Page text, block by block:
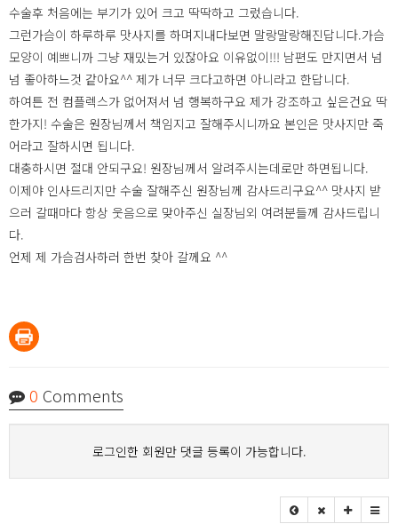
수술후 처음에는 부기가 있어 크고 딱딱하고 그렀습니다.
그런가슴이 하루하루 맛사지를 하며지내다보면 말랑말랑해진답니다.가슴
모양이 예쁘니까 그냥 재밌는거 있잖아요 이유없이!!! 남편도 만지면서 넘
넘 좋아하느것 같아요^^ 제가 너무 크다고하면 아니라고 한답니다.
하여튼 전 컴플렉스가 없어져서 넘 행복하구요 제가 강조하고 싶은건요 딱
한가지! 수술은 원장님께서 책임지고 잘해주시니까요 본인은 맛사지만 죽
어라고 잘하시면 됩니다.
대충하시면 절대 안되구요! 원장님께서 알려주시는데로만 하면됩니다.
이제야 인사드리지만 수술 잘해주신 원장님께 감사드리구요^^ 맛사지 받
으러 갈때마다 항상 웃음으로 맞아주신 실장님외 여려분들께 감사드립니
다.
언제 제 가슴검사하러 한번 찾아 갈께요 ^^
0 Comments
로그인한 회원만 댓글 등록이 가능합니다.